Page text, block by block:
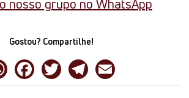
nosso grupo no WhatsApp
Gostou? Compartilhe!